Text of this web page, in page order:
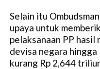
Selain itu
upaya untuk
pelaksanaan PP hasil
devisa negara
kurang Rp 2,644